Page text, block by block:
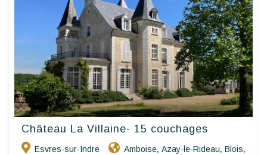
Château La Villaine- 15 couchages
Esvres-sur-Indre Amboise, Azay‑le‑Rideau, Blois,